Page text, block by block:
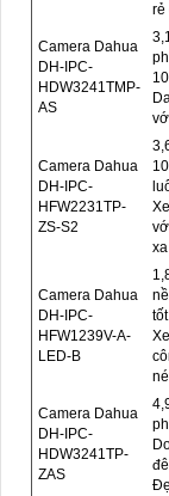
rẻ
Camera Dahua
DH-IPC-
HDW3241TMP-
AS
Camera Dahua
DH-IPC-
HFW2231TP-
ZS-S2
xa
Camera Dahua
DH-IPC-
HFW1239V-A-
LED-B
Camera Dahua
DH-IPC-
HDW3241TP-
ZAS